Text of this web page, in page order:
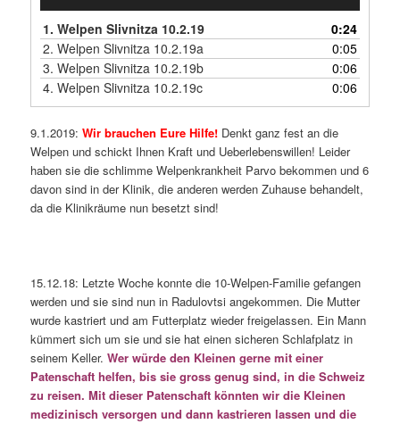
1.Welpen Slivnitza 10.2.19
0:24
2.Welpen Slivnitza 10.2.19a
0:05
3.Welpen Slivnitza 10.2.19b
0:06
4.Welpen Slivnitza 10.2.19c 0:06
9.1.2019: Wir brauchen Eure Hilfe! Denkt ganz fest an die
Welpen und schickt Ihnen Kraft und Ueberlebenswillen! Leider
haben sie die schlimme Welpenkrankheit Parvo bekommen und 6
davon sind in der Klinik, die anderen werden Zuhause behandelt,
da die Klinikräume nun besetzt sind!
15.12.18: Letzte Woche konnte die 10-Welpen-Familie gefangen
werden und sie sind nun in Radulovtsi angekommen. Die Mutter
wurde kastriert und am Futterplatz wieder freigelassen. Ein Mann
kümmert sich um sie und sie hat einen sicheren Schlafplatz in
seinem Keller.Wer würde den Kleinen gerne mit einer
Patenschaft helfen, bis sie gross genug sind, in die Schweiz
zu reisen. Mit dieser Patenschaft könnten wir die Kleinen
medizinisch versorgen und dann kastrieren lassen und die